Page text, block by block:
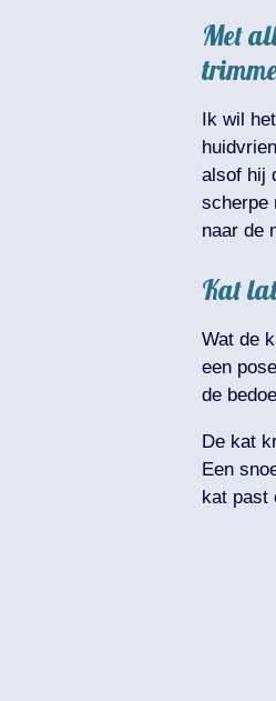
Met
Ik wil
alsof hij
scherpe
naar de
Kat
Wat de
een
de
De kat
Een
kat past